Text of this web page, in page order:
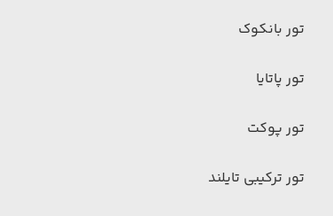
تور بانکوک
تور پاتایا
تور پوکت
تور ترکیبی تایلند